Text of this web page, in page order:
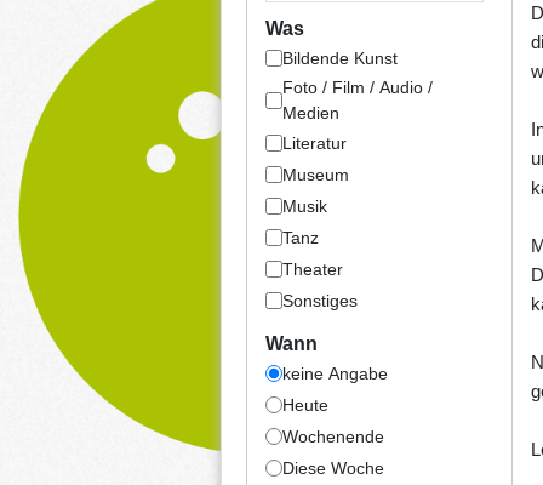
Was
Bildende Kunst
Foto / Film / Audio /
Medien
Literatur
Museum
Musik
Tanz
Theater
Sonstiges
Wann
keine Angabe
Heute
Wochenende
Diese Woche